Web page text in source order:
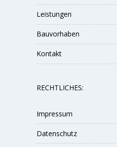
Leistungen
Bauvorhaben
Kontakt
RECHTLICHES:
Impressum
Datenschutz